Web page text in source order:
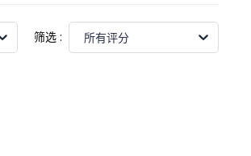
筛选 : 所有评分